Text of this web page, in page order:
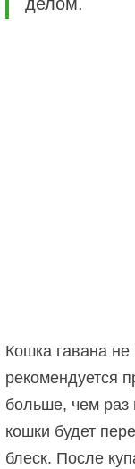
Кошка гавана
рекомендуется
больше, чем раз
кошки будет
блеск. После